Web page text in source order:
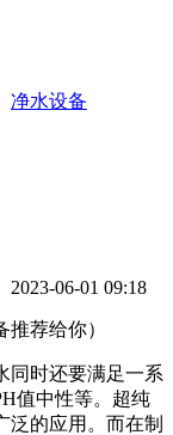
净水设备
2023-06-01 09:18
推荐给你）
同时还要满足一系
值中性等。超纯
泛的应用。而在制